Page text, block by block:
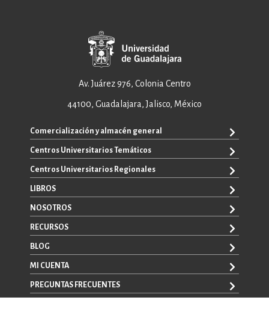
Av. Juárez 976, Colonia Centro
44100, Guadalajara, Jalisco, México
Comercialización y almacén general
ventas@editorial.udg.mx
WhatsApp: +52 33 1433 6869
Centros Universitarios Temáticos
CUAAD
CUCEA
CUCBA
CUCEI
CUCSH
Centros Universitarios Regionales
CUAAD
CUCBA
CUCOSTA
CUCHAPALA
CUCSH
CUSUR
LIBROS
TODOS LOS LIBROS
E-BOOKS
CATÁLOGOS
NOSOTROS
SOBRE NOSOTROS
CONTACTO
RECURSOS
PROMOCIONALES
CONVOCATORIAS
BLOG
LA VENTANA ROJA
MI CUENTA
REGISTRO
PREGUNTAS FRECUENTES